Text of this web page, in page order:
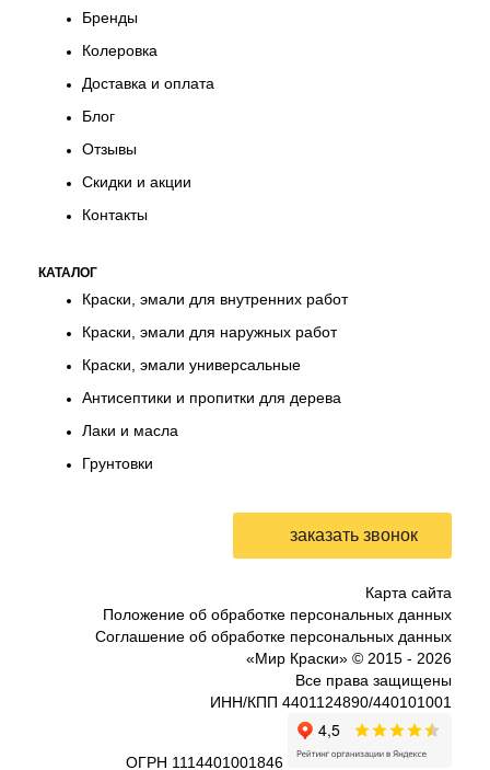
Бренды
Колеровка
Доставка и оплата
Блог
Отзывы
Скидки и акции
Контакты
КАТАЛОГ
Краски, эмали для внутренних работ
Краски, эмали для наружных работ
Краски, эмали универсальные
Антисептики и пропитки для дерева
Лаки и масла
Грунтовки
Карта сайта
Положение об обработке персональных данных
Соглашение об обработке персональных данных
«Мир Краски» © 2015 - 2026
Все права защищены
ИНН/КПП 4401124890/440101001
ОГРН 1114401001846